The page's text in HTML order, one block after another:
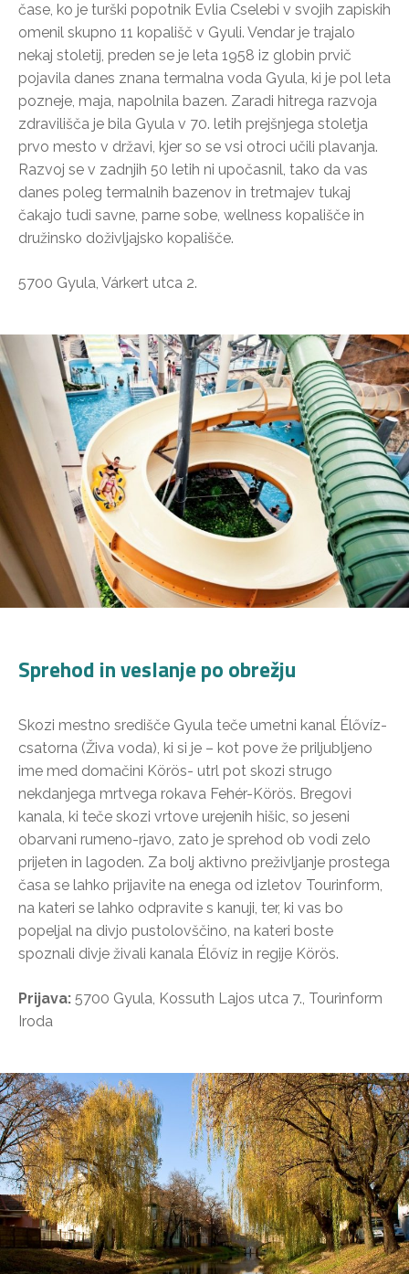
čase, ko je turški popotnik Evlia Cselebi v svojih zapiskih
omenil skupno 11 kopališč v Gyuli. Vendar je trajalo
nekaj stoletij, preden se je leta 1958 iz globin prvič
pojavila danes znana termalna voda Gyula, ki je pol leta
pozneje, maja, napolnila bazen. Zaradi hitrega razvoja
zdravilišča je bila Gyula v 70. letih prejšnjega stoletja
prvo mesto v državi, kjer so se vsi otroci učili plavanja.
Razvoj se v zadnjih 50 letih ni upočasnil, tako da vas
danes poleg termalnih bazenov in tretmajev tukaj
čakajo tudi savne, parne sobe, wellness kopališče in
družinsko doživljajsko kopališče.
5700 Gyula, Várkert utca 2.
Sprehod in veslanje po obrežju
Skozi mestno središče Gyula teče umetni kanal Élővíz-
csatorna (Živa voda), ki si je – kot pove že priljubljeno
ime med domačini Körös- utrl pot skozi strugo
nekdanjega mrtvega rokava Fehér-Körös. Bregovi
kanala, ki teče skozi vrtove urejenih hišic, so jeseni
obarvani rumeno-rjavo, zato je sprehod ob vodi zelo
prijeten in lagoden. Za bolj aktivno preživljanje prostega
časa se lahko prijavite na enega od izletov Tourinform,
na kateri se lahko odpravite s kanuji, ter, ki vas bo
popeljal na divjo pustolovščino, na kateri boste
spoznali divje živali kanala Élővíz in regije Körös.
Prijava: 5700 Gyula, Kossuth Lajos utca 7., Tourinform
Iroda